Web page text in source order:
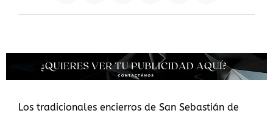
Los tradicionales encierros de San Sebastián de